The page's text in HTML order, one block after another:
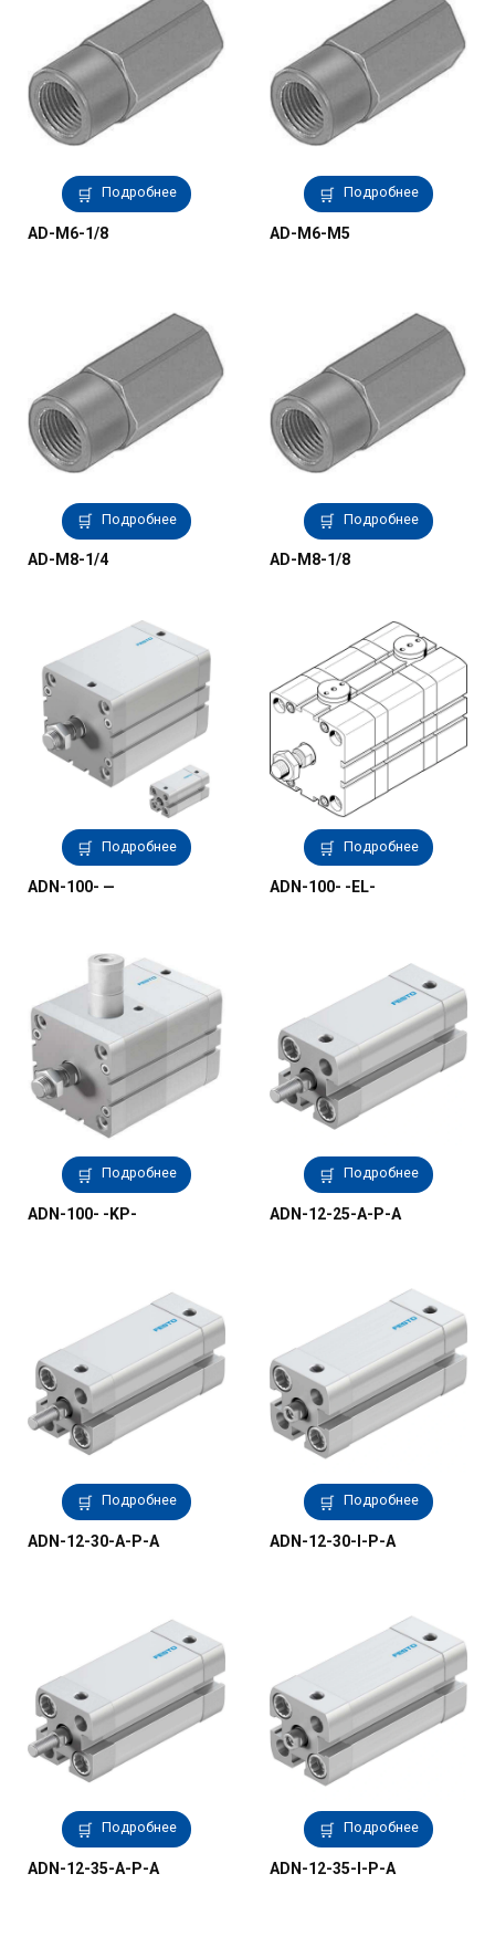
Подробнее
AD-M6-1/8
Подробнее
AD-M6-M5
Подробнее
AD-M8-1/4
Подробнее
AD-M8-1/8
Подробнее
ADN-100- —
Подробнее
ADN-100- -EL-
Подробнее
ADN-100- -KP-
Подробнее
ADN-12-25-A-P-A
Подробнее
ADN-12-30-A-P-A
Подробнее
ADN-12-30-I-P-A
Подробнее
ADN-12-35-A-P-A
Подробнее
ADN-12-35-I-P-A